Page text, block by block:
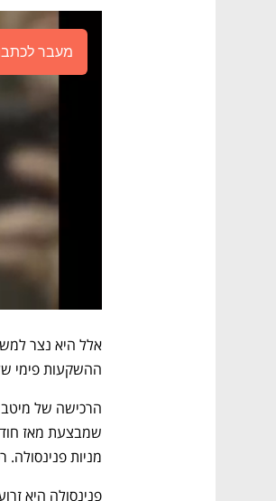
מעבר
ההשקעות פימי של
מניות